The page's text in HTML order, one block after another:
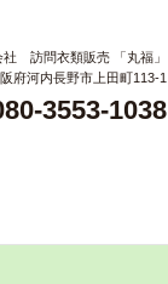
社 訪問衣類販売 「丸福」
府河内長野市上田町113-1
3553-1038